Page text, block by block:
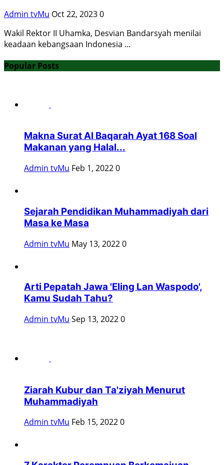
Admin tvMu Oct 22, 20230
Wakil Rektor II Uhamka, Desvian Bandarsyah menilai
keadaan kebangsaan Indonesia ...
Popular Posts
Makna Surat Al Baqarah Ayat 168 Soal
Makanan yang Halal...
Admin tvMu Feb 1, 20220
Sejarah Pendidikan Muhammadiyah dari
Masa ke Masa
Admin tvMu May 13, 20220
Arti Pepatah Jawa 'Eling Lan Waspodo',
Kamu Sudah Tahu?
Admin tvMu Sep 13, 20220
Ziarah Kubur dan Ta'ziyah Menurut
Muhammadiyah
Admin tvMu Feb 15, 20220